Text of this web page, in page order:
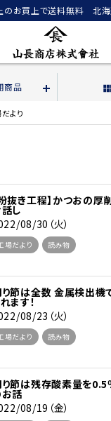
お買上で送料無料 北海
商品
より
粉抜き工程】かつおの
し
08/30（火）
場だより 読み物
節は全数 金属検出機
ます！
08/23（火）
場だより 読み物
節は残存酸素量を0.5
話
08/19（金）